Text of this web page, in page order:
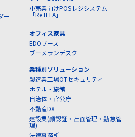
ー
小売業向けPOSレジシステム
「ReTELA」
オフィス家具
EDOブース
ブーメランデスク
業種別ソリューション
製造業工場OTセキュリティ
ホテル・旅館
自治体・官公庁
不動産DX
建設業(顔認証・出面管理・勤怠管
理)
法律事務所